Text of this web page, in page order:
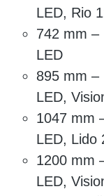
LED, Rio
742 mm –
LED
895 mm –
LED,
1047 mm
LED, Lido
1200 mm
LED,